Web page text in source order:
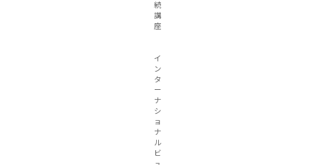
続
講
座
イ
ン
タ
ー
ナ
シ
ョ
ナ
ル
ビ